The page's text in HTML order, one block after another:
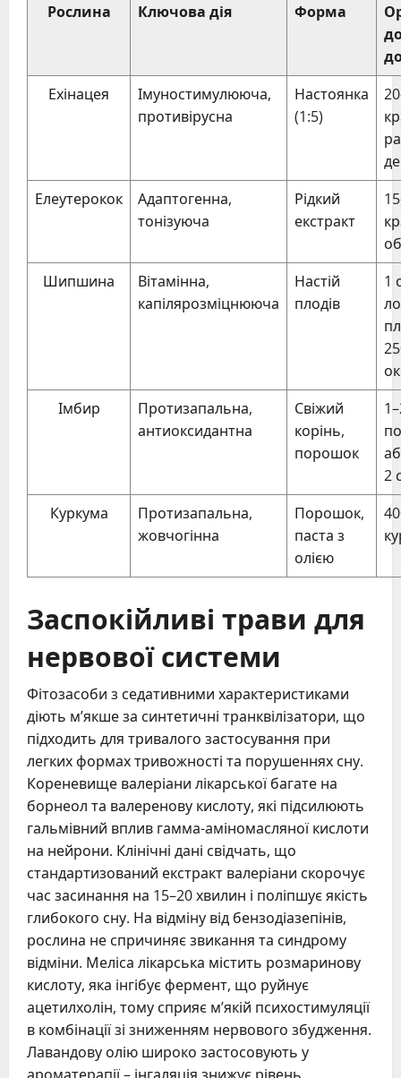
Рослина Ключова дія Форма
Ехінацея
Імуностимулююча,
противірусна
Настоянка
(1:5)
Елеутерокок
Адаптогенна,
тонізуюча
Рідкий
екстракт
Шипшина
Вітамінна,
капілярозміцнююча
Настій
плодів
1
Імбир
Протизапальна,
антиоксидантна
Свіжий
корінь,
порошок
2
Куркума
Протизапальна,
жовчогінна
Порошок,
паста з
олією
Заспокійливі трави для
нервової системи
Фітозасоби з седативними характеристиками
діють м’якше за синтетичні транквілізатори, що
підходить для тривалого застосування при
легких формах тривожності та порушеннях сну.
Кореневище валеріани лікарської багате на
борнеол та валеренову кислоту, які підсилюють
гальмівний вплив гамма-аміномасляної кислоти
на нейрони. Клінічні дані свідчать, що
стандартизований екстракт валеріани скорочує
час засинання на 15–20 хвилин і поліпшує якість
глибокого сну. На відміну від бензодіазепінів,
рослина не спричиняє звикання та синдрому
відміни. Меліса лікарська містить розмаринову
кислоту, яка інгібує фермент, що руйнує
ацетилхолін, тому сприяє м’якій психостимуляції
в комбінації зі зниженням нервового збудження.
Лавандову олію широко застосовують у